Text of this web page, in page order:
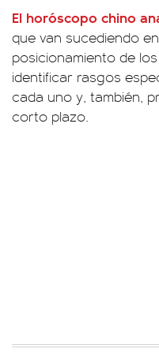
El horóscopo chino
que van sucediendo
posicionamiento de
identificar rasgos
cada uno y, también,
corto plazo.